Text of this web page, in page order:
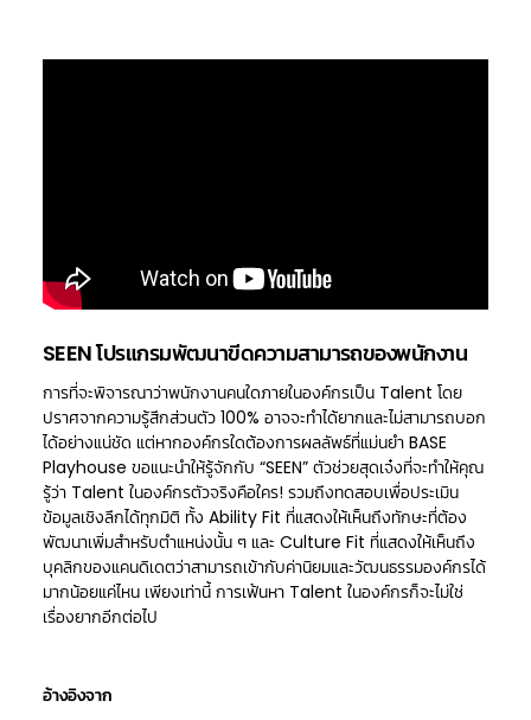
SEEN โปรแกรมพัฒนาขีดความสามารถของพนักงาน
การที่จะพิจารณาว่าพนักงานคนใดภายในองค์กรเป็น Talent โดย
ปราศจากความรู้สึกส่วนตัว 100% อาจจะทำได้ยากและไม่สามารถบอก
ได้อย่างแน่ชัด แต่หากองค์กรใดต้องการผลลัพธ์ที่แม่นยำ BASE
Playhouse ขอแนะนำให้รู้จักกับ “SEEN” ตัวช่วยสุดเจ๋งที่จะทำให้คุณ
รู้ว่า Talent ในองค์กรตัวจริงคือใคร! รวมถึงทดสอบเพื่อประเมิน
ข้อมูลเชิงลึกได้ทุกมิติ ทั้ง Ability Fit ที่แสดงให้เห็นถึงทักษะที่ต้อง
พัฒนาเพิ่มสำหรับตำแหน่งนั้น ๆ และ Culture Fit ที่แสดงให้เห็นถึง
บุคลิกของแคนดิเดตว่าสามารถเข้ากับค่านิยมและวัฒนธรรมองค์กรได้
มากน้อยแค่ไหน เพียงเท่านี้ การเฟ้นหา Talent ในองค์กรก็จะไม่ใช่
เรื่องยากอีกต่อไป
อ้างอิงจาก